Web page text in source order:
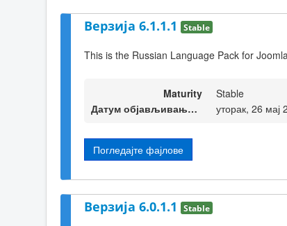
Верзија 6.1.1.1 Stable
This is the Russian Language Pack for
Maturity
Stable
Датум објављивања верзије
уторак, 26 мај
Погледајте фајлове
Верзија 6.0.1.1 Stable